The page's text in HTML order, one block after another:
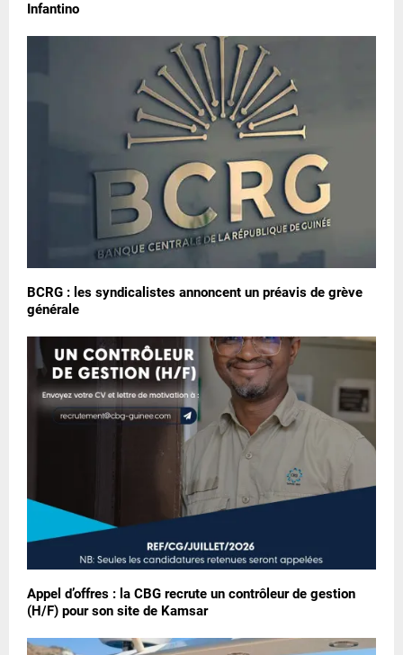
Infantino
BCRG : les syndicalistes annoncent un préavis de grève
générale
Appel d’offres : la CBG recrute un contrôleur de gestion
(H/F) pour son site de Kamsar